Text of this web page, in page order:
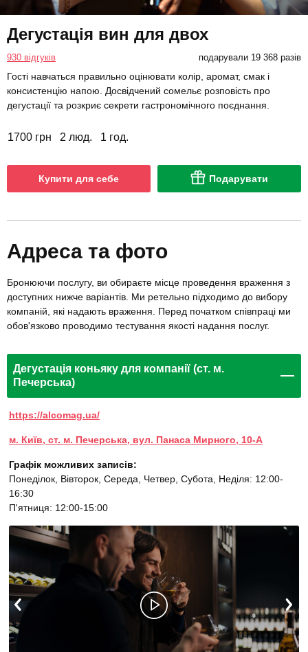
Дегустація вин для двох
930 відгуків подарували 19 368 разів
Гості навчаться правильно оцінювати колір, аромат, смак і
консистенцію напою. Досвідчений сомельє розповість про
дегустації та розкриє секрети гастрономічного поєднання.
1700 грн 2 люд. 1 год.
Купити для себе Подарувати
Адреса та фото
Бронюючи послугу, ви обираєте місце проведення враження з
доступних нижче варіантів. Ми ретельно підходимо до вибору
компаній, які надають враження. Перед початком співпраці ми
обов'язково проводимо тестування якості надання послуг.
Дегустація коньяку для компанії (ст. м.
Печерська)
https://alcomag.ua/
м. Київ, ст. м. Печерська, вул. Панаса Мирного, 10-А
Графік можливих записів:
Понеділок, Вівторок, Середа, Четвер, Субота, Неділя: 12:00-
16:30
П'ятниця: 12:00-15:00